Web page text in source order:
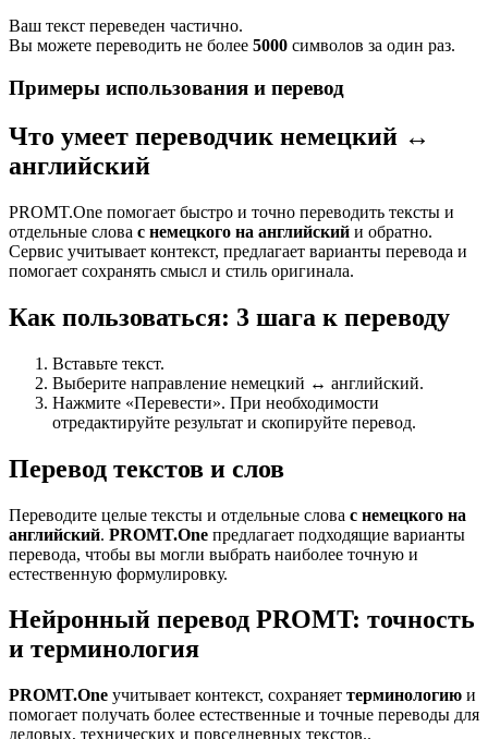
Ваш текст переведен частично.
Вы можете переводить не более 5000 символов за один раз.
Примеры использования и перевод
Что умеет переводчик немецкий ↔
английский
PROMT.One помогает быстро и точно переводить тексты и
отдельные слова с немецкого на английский и обратно.
Сервис учитывает контекст, предлагает варианты перевода и
помогает сохранять смысл и стиль оригинала.
Как пользоваться: 3 шага к переводу
Вставьте текст.
Выберите направление немецкий ↔ английский.
Нажмите «Перевести». При необходимости
отредактируйте результат и скопируйте перевод.
Перевод текстов и слов
Переводите целые тексты и отдельные слова с немецкого на
английский. PROMT.One предлагает подходящие варианты
перевода, чтобы вы могли выбрать наиболее точную и
естественную формулировку.
Нейронный перевод PROMT: точность
и терминология
PROMT.One учитывает контекст, сохраняет терминологию и
помогает получать более естественные и точные переводы для
деловых, технических и повседневных текстов..